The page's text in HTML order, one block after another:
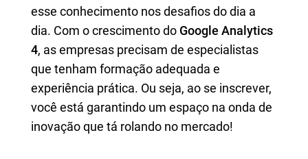
esse conhecimento nos desafios do dia a
dia. Com o crescimento do Google Analytics
4, as empresas precisam de especialistas
que tenham formação adequada e
experiência prática. Ou seja, ao se inscrever,
você está garantindo um espaço na onda de
inovação que tá rolando no mercado!